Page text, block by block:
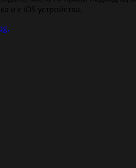
и с iOS устройства.